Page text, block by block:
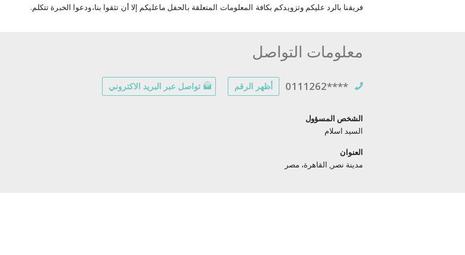
فريقنا بالرد عليكم وتزويدكم بكافة المعلومات المتعلقة بالحفل ماعليكم إلا أن تثقوا بنا،ودعوا الخبرة تتكلم.
معلومات التواصل
0111262**** أظهر الرقم تواصل عبر البريد الاكتروني
الشخص المسؤول
السيد اسلام
العنوان
مدينة نصر, القاهرة، مصر